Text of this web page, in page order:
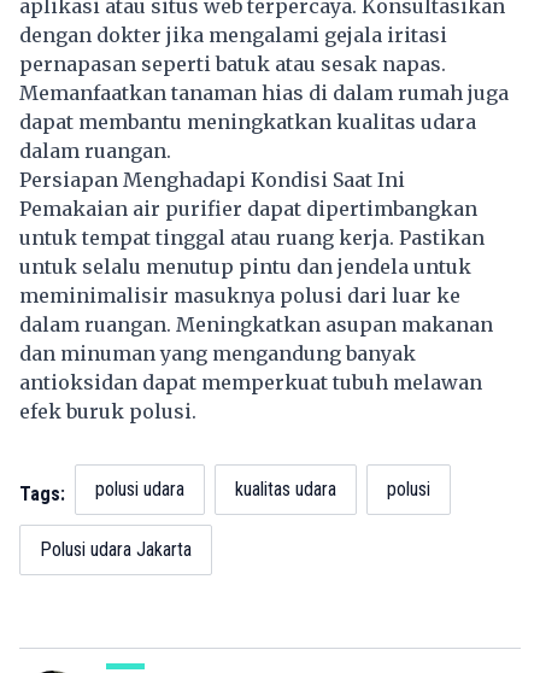
aplikasi atau situs web terpercaya. Konsultasikan
dengan dokter jika mengalami gejala iritasi
pernapasan seperti batuk atau sesak napas.
Memanfaatkan tanaman hias di dalam rumah juga
dapat membantu meningkatkan kualitas udara
dalam ruangan.
Persiapan Menghadapi Kondisi Saat Ini
Pemakaian air purifier dapat dipertimbangkan
untuk tempat tinggal atau ruang kerja. Pastikan
untuk selalu menutup pintu dan jendela untuk
meminimalisir masuknya polusi dari luar ke
dalam ruangan. Meningkatkan asupan makanan
dan minuman yang mengandung banyak
antioksidan dapat memperkuat tubuh melawan
efek buruk polusi.
Tags: polusi udara kualitas udara polusi
Polusi udara Jakarta